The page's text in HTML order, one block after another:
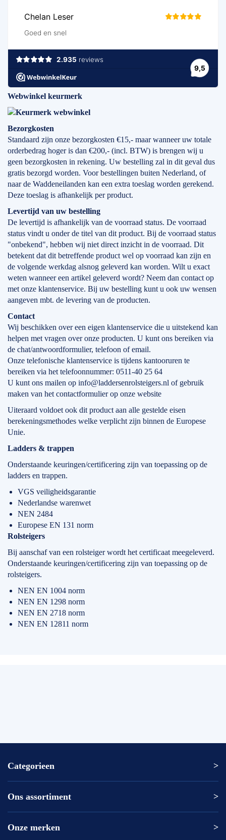
Webwinkel keurmerk
Bezorgkosten
Standaard zijn onze bezorgkosten €15,- maar wanneer uw totale
orderbedrag hoger is dan €200,- (incl. BTW) is brengen wij u
geen bezorgkosten in rekening. Uw bestelling zal in dit geval dus
gratis bezorgd worden. Voor bestellingen buiten Nederland, of
naar de Waddeneilanden kan een extra toeslag worden gerekend.
Deze toeslag is afhankelijk per product.
Levertijd van uw bestelling
De levertijd is afhankelijk van de voorraad status. De voorraad
status vindt u onder de titel van dit product. Bij de voorraad status
"onbekend", hebben wij niet direct inzicht in de voorraad. Dit
betekent dat dit betreffende product wel op voorraad kan zijn en
de volgende werkdag alsnog geleverd kan worden. Wilt u exact
weten wanneer een artikel geleverd wordt? Neem dan contact op
met onze klantenservice. Bij uw bestelling kunt u ook uw wensen
aangeven mbt. de levering van de producten.
Contact
Wij beschikken over een eigen klantenservice die u uitstekend kan
helpen met vragen over onze producten. U kunt ons bereiken via
de chat/antwoordformulier, telefoon of email.
Onze telefonische klantenservice is tijdens kantooruren te
bereiken via het telefoonnummer: 0511-40 25 64
U kunt ons mailen op info@laddersenrolsteigers.nl of gebruik
maken van het contactformulier op onze website
Uiteraard voldoet ook dit product aan alle gestelde eisen
berekeningsmethodes welke verplicht zijn binnen de Europese
Unie.
Ladders & trappen
Onderstaande keuringen/certificering zijn van toepassing op de
ladders en trappen.
VGS veiligheidsgarantie
Nederlandse warenwet
NEN 2484
Europese EN 131 norm
Rolsteigers
Bij aanschaf van een rolsteiger wordt het certificaat meegeleverd.
Onderstaande keuringen/certificering zijn van toepassing op de
rolsteigers.
NEN EN 1004 norm
NEN EN 1298 norm
NEN EN 2718 norm
NEN EN 12811 norm
Categorieen
Altrex ladder
Altrex trap
Altrex kamersteiger
Ons assortiment
Altrex
Onze merken